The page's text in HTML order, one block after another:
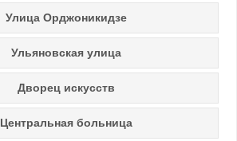
Улица Орджоникидзе
Ульяновская улица
Дворец искусств
Центральная больница